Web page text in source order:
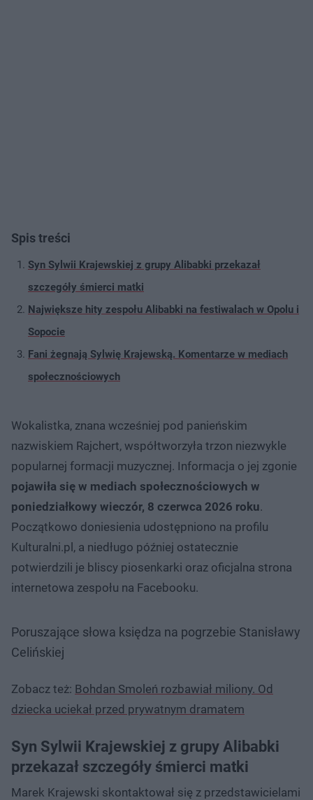
Spis treści
Syn Sylwii Krajewskiej z grupy Alibabki przekazał
szczegóły śmierci matki
Największe hity zespołu Alibabki na festiwalach w Opolu i
Sopocie
Fani żegnają Sylwię Krajewską. Komentarze w mediach
społecznościowych
Wokalistka, znana wcześniej pod panieńskim
nazwiskiem Rajchert, współtworzyła trzon niezwykle
popularnej formacji muzycznej. Informacja o jej zgonie
pojawiła się w mediach społecznościowych w
poniedziałkowy wieczór, 8 czerwca 2026 roku.
Początkowo doniesienia udostępniono na profilu
Kulturalni.pl, a niedługo później ostatecznie
potwierdzili je bliscy piosenkarki oraz oficjalna strona
internetowa zespołu na Facebooku.
Poruszające słowa księdza na pogrzebie Stanisławy
Celińskiej
Zobacz też: Bohdan Smoleń rozbawiał miliony. Od
dziecka uciekał przed prywatnym dramatem
Syn Sylwii Krajewskiej z grupy Alibabki
przekazał szczegóły śmierci matki
Marek Krajewski skontaktował się z przedstawicielami